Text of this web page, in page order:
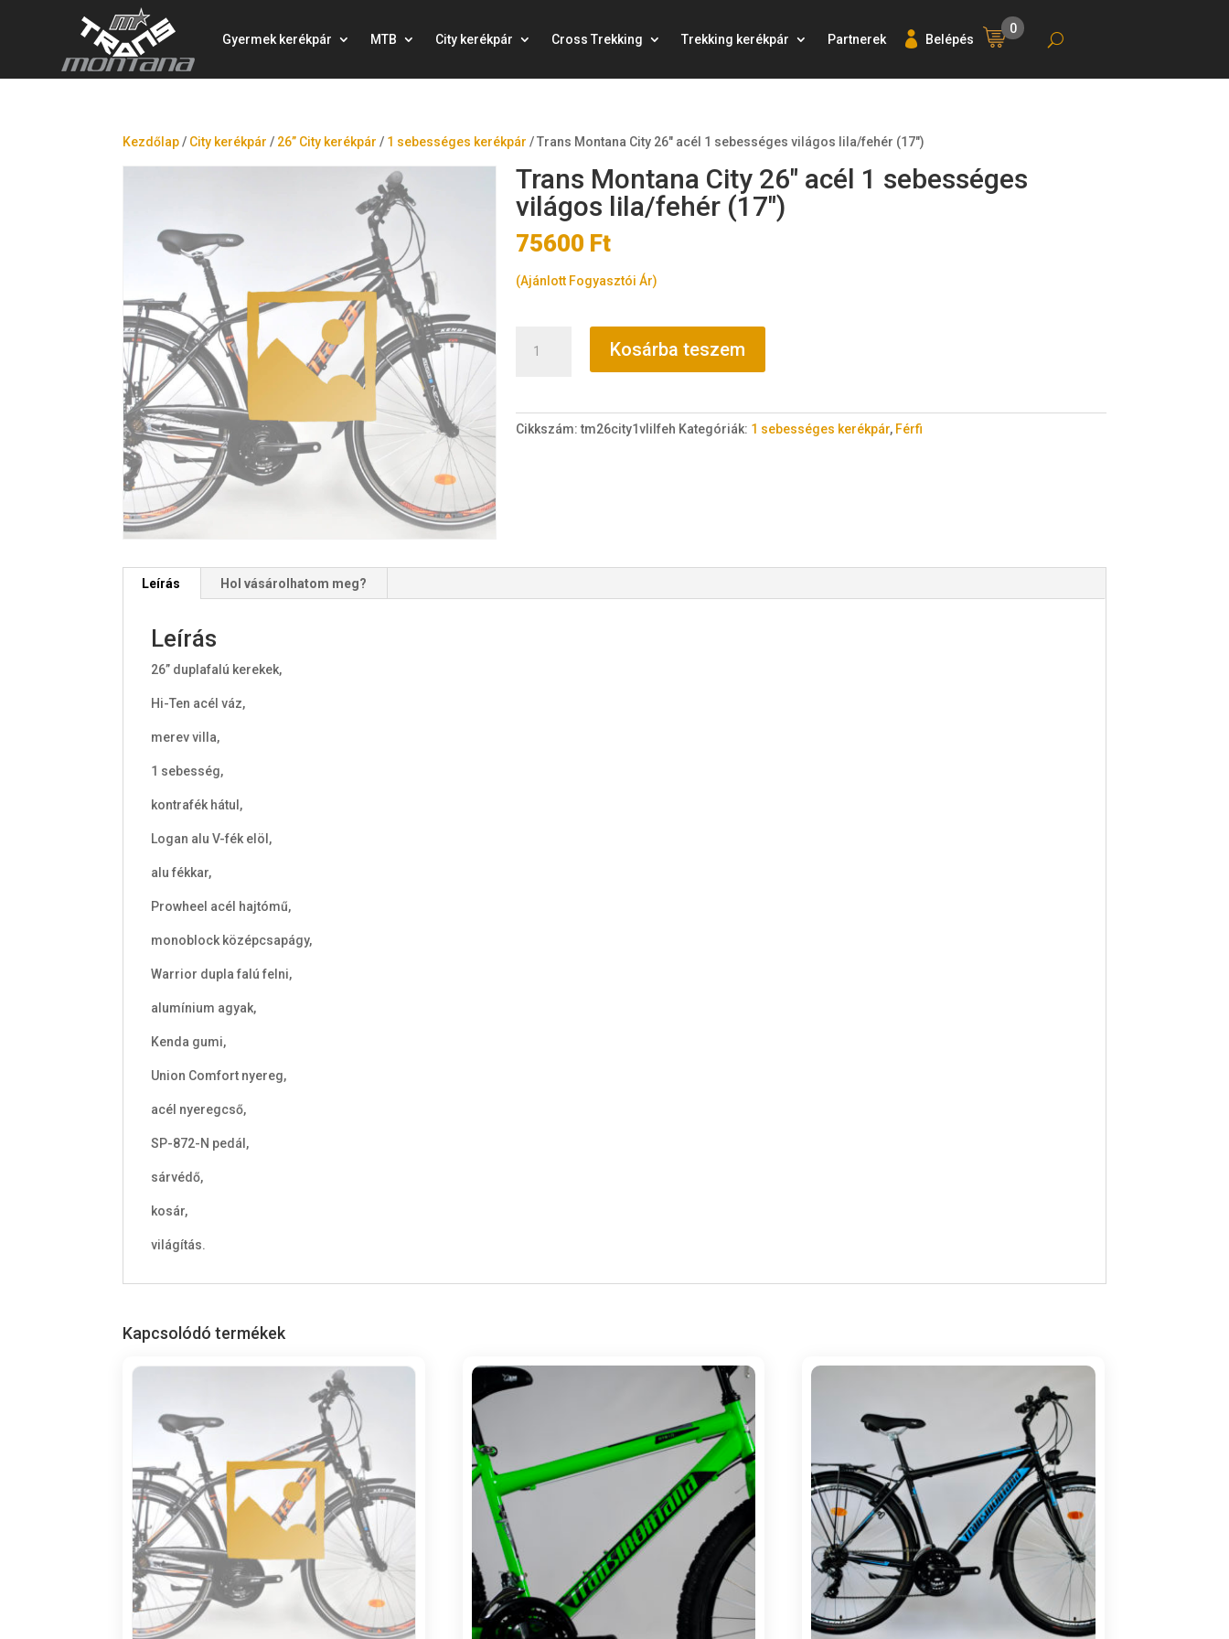
Gyermek kerékpár MTB City kerékpár Cross Trekking Trekking kerékpár Partnerek Belépés
0
Kezdőlap/ City kerékpár / 26” City kerékpár / 1 sebességes kerékpár /Trans Montana City 26″ acél 1 sebességes világos lila/fehér (17″)
Trans Montana City 26″ acél 1 sebességes
világos lila/fehér (17″)
75600 Ft
(Ajánlott Fogyasztói Ár)
Montana
Kosárba teszem
Cikkszám: tm26city1vlilfeh Kategóriák: 1 sebességes kerékpár, Férfi
Leírás Hol vásárolhatom meg?
Leírás
26” duplafalú kerekek,
Hi-Ten acél váz,
merev villa,
1 sebesség,
kontrafék hátul,
Logan alu V-fék elöl,
alu fékkar,
Prowheel acél hajtómű,
monoblock középcsapágy,
Warrior dupla falú felni,
alumínium agyak,
Kenda gumi,
Union Comfort nyereg,
acél nyeregcső,
SP-872-N pedál,
sárvédő,
kosár,
világítás.
Kapcsolódó termékek